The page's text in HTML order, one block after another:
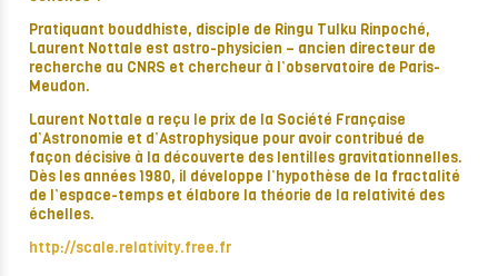
Pratiquant bouddhiste, disciple de Ringu Tulku Rinpoché,
Laurent Nottale est astro-physicien – ancien directeur de
recherche au CNRS et chercheur à l’observatoire de Paris-
Meudon.
Laurent Nottale a reçu le prix de la Société Française
d’Astronomie et d’Astrophysique pour avoir contribué de
façon décisive à la découverte des lentilles gravitationnelles.
Dès les années 1980, il développe l’hypothèse de la fractalité
de l’espace-temps et élabore la théorie de la relativité des
échelles.
http://scale.relativity.free.fr